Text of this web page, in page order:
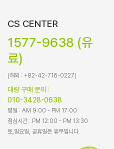
CS CENTER
1577-9638 (유
료)
(해외 : +82-42-716-0227)
대량 구매 문의 :
010-3428-0638
평일 : AM 9:00 - PM 17:00
점심시간 : PM 12:00 - PM 13:30
토,일요일, 공휴일은 휴무입니다.